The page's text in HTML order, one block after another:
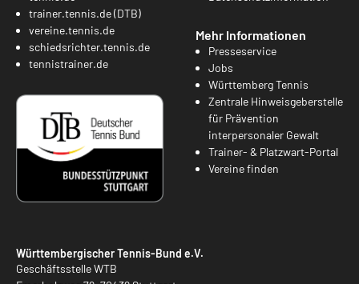
trainer.tennis.de (DTB)
vereine.tennis.de
schiedsrichter.tennis.de
tennistrainer.de
Mehr Informationen
Presseservice
Jobs
Württemberg Tennis
Zentrale Hinweisgeberstelle
für Prävention
interpersonaler Gewalt
Trainer- & Platzwart-Portal
Vereine finden
Württembergischer Tennis-Bund e.V.
Geschäftsstelle WTB